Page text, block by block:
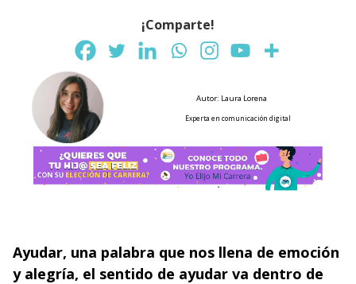
¡Comparte!
Autor: Laura Lorena
Experta en comunicación digital
Ayudar, una palabra que nos llena de emoción
y alegría, el sentido de ayudar va dentro de